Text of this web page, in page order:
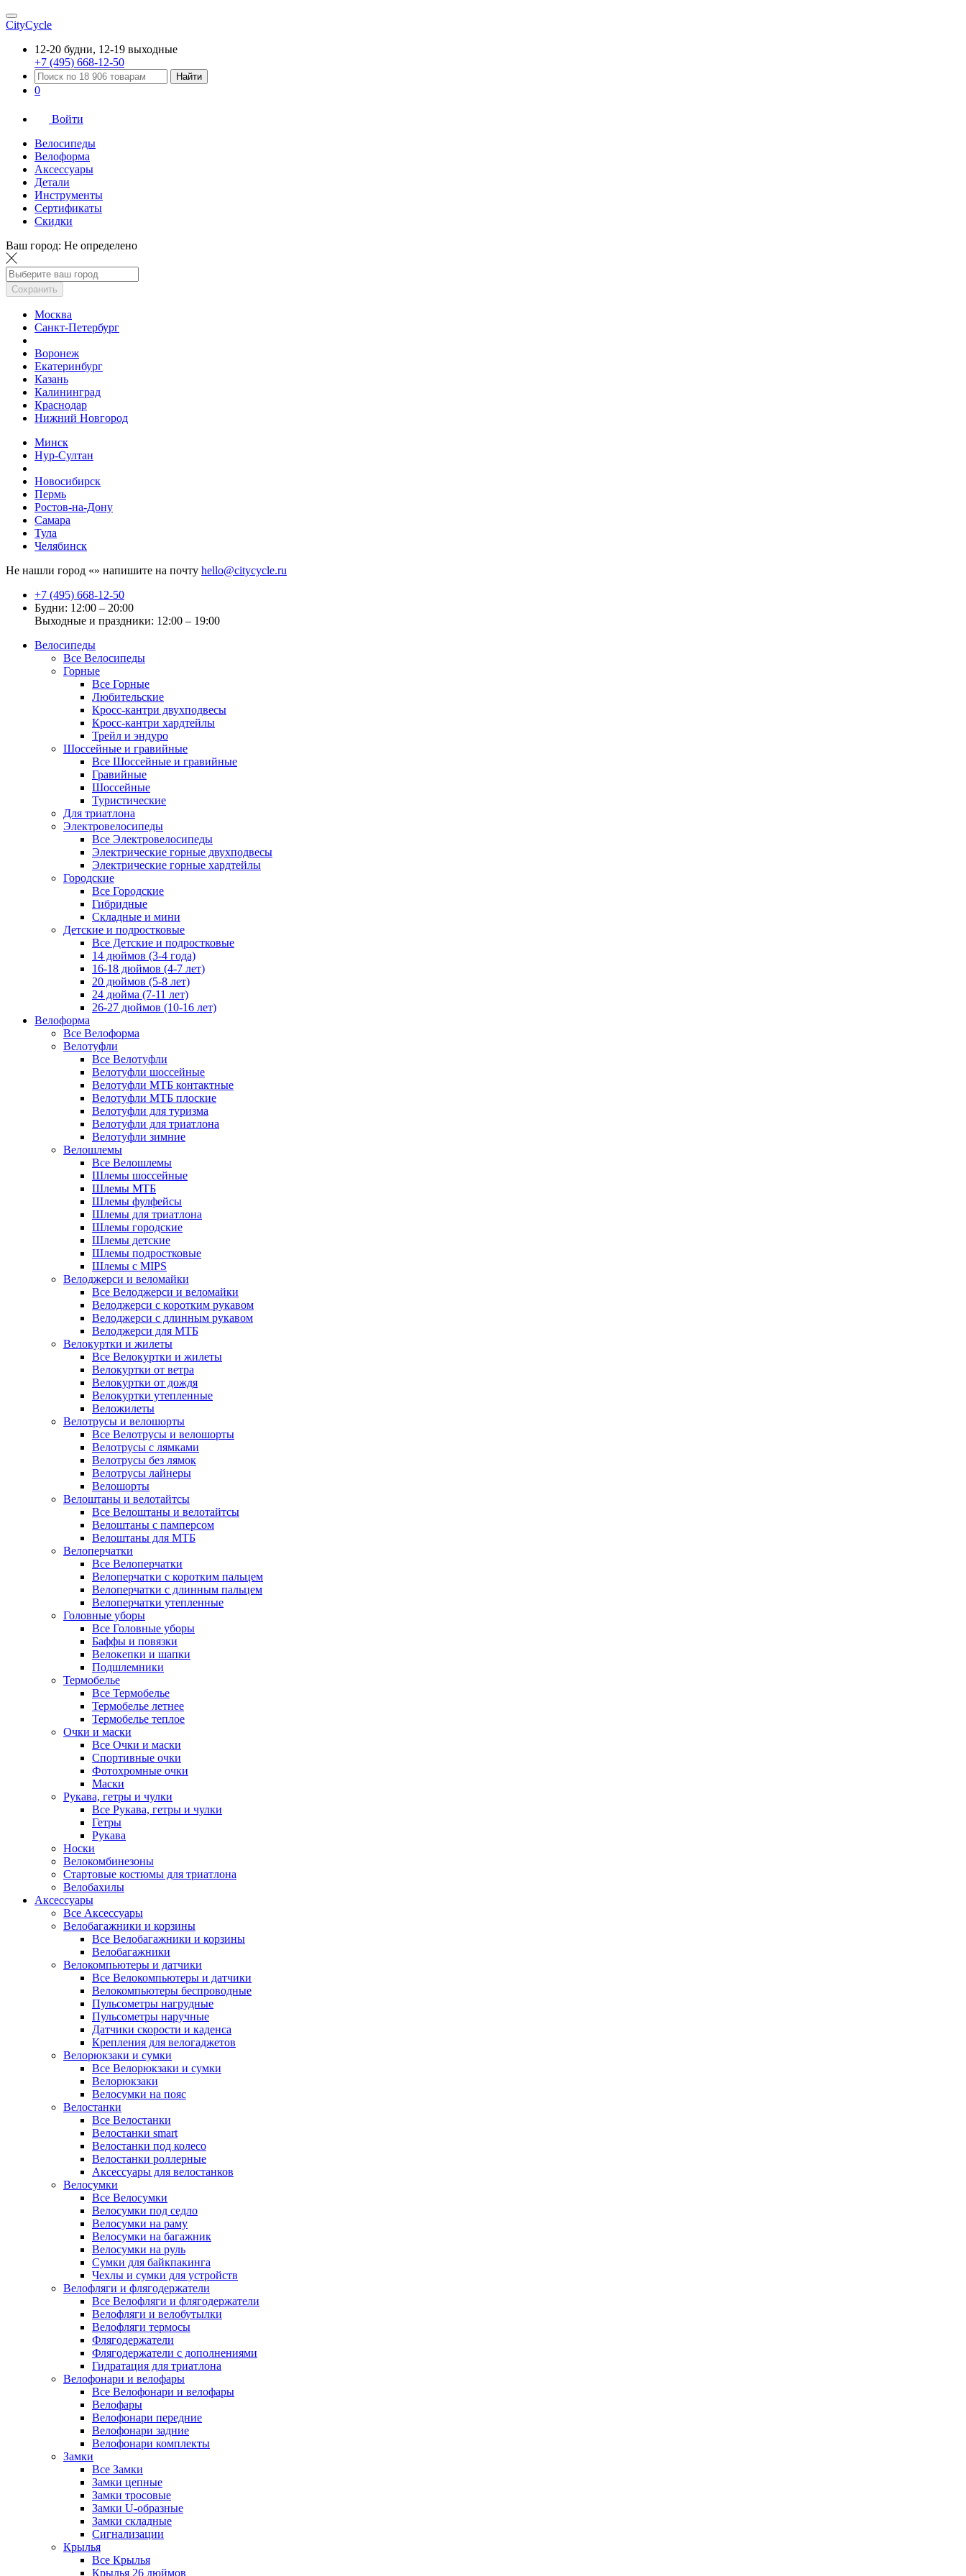
CityCycle
12-20 будни, 12-19 выходные
+7 (495) 668-12-50
Найти
0
Войти
Велосипеды
Велоформа
Аксессуары
Детали
Инструменты
Сертификаты
Скидки
Ваш город: Не определено
Сохранить
Москва
Санкт-Петербург
Воронеж
Екатеринбург
Казань
Калининград
Краснодар
Нижний Новгород
Минск
Нур-Султан
Новосибирск
Пермь
Ростов-на-Дону
Самара
Тула
Челябинск
Не нашли город «» напишите на почту hello@citycycle.ru
+7 (495) 668-12-50
Будни: 12:00 – 20:00
Выходные и праздники: 12:00 – 19:00
Велосипеды
Все Велосипеды
Горные
Все Горные
Любительские
Кросс-кантри двухподвесы
Кросс-кантри хардтейлы
Трейл и эндуро
Шоссейные и гравийные
Все Шоссейные и гравийные
Гравийные
Шоссейные
Туристические
Для триатлона
Электровелосипеды
Все Электровелосипеды
Электрические горные двухподвесы
Электрические горные хардтейлы
Городские
Все Городские
Гибридные
Складные и мини
Детские и подростковые
Все Детские и подростковые
14 дюймов (3-4 года)
16-18 дюймов (4-7 лет)
20 дюймов (5-8 лет)
24 дюйма (7-11 лет)
26-27 дюймов (10-16 лет)
Велоформа
Все Велоформа
Велотуфли
Все Велотуфли
Велотуфли шоссейные
Велотуфли МТБ контактные
Велотуфли МТБ плоские
Велотуфли для туризма
Велотуфли для триатлона
Велотуфли зимние
Велошлемы
Все Велошлемы
Шлемы шоссейные
Шлемы МТБ
Шлемы фулфейсы
Шлемы для триатлона
Шлемы городские
Шлемы детские
Шлемы подростковые
Шлемы с MIPS
Велоджерси и веломайки
Все Велоджерси и веломайки
Велоджерси с коротким рукавом
Велоджерси с длинным рукавом
Велоджерси для МТБ
Велокуртки и жилеты
Все Велокуртки и жилеты
Велокуртки от ветра
Велокуртки от дождя
Велокуртки утепленные
Веложилеты
Велотрусы и велошорты
Все Велотрусы и велошорты
Велотрусы с лямками
Велотрусы без лямок
Велотрусы лайнеры
Велошорты
Велоштаны и велотайтсы
Все Велоштаны и велотайтсы
Велоштаны с памперсом
Велоштаны для МТБ
Велоперчатки
Все Велоперчатки
Велоперчатки с коротким пальцем
Велоперчатки с длинным пальцем
Велоперчатки утепленные
Головные уборы
Все Головные уборы
Баффы и повязки
Велокепки и шапки
Подшлемники
Термобелье
Все Термобелье
Термобелье летнее
Термобелье теплое
Очки и маски
Все Очки и маски
Спортивные очки
Фотохромные очки
Маски
Рукава, гетры и чулки
Все Рукава, гетры и чулки
Гетры
Рукава
Носки
Велокомбинезоны
Стартовые костюмы для триатлона
Велобахилы
Аксессуары
Все Аксессуары
Велобагажники и корзины
Все Велобагажники и корзины
Велобагажники
Велокомпьютеры и датчики
Все Велокомпьютеры и датчики
Велокомпьютеры беспроводные
Пульсометры нагрудные
Пульсометры наручные
Датчики скорости и каденса
Крепления для велогаджетов
Велорюкзаки и сумки
Все Велорюкзаки и сумки
Велорюкзаки
Велосумки на пояс
Велостанки
Все Велостанки
Велостанки smart
Велостанки под колесо
Велостанки роллерные
Аксессуары для велостанков
Велосумки
Все Велосумки
Велосумки под седло
Велосумки на раму
Велосумки на багажник
Велосумки на руль
Сумки для байкпакинга
Чехлы и сумки для устройств
Велофляги и флягодержатели
Все Велофляги и флягодержатели
Велофляги и велобутылки
Велофляги термосы
Флягодержатели
Флягодержатели с дополнениями
Гидратация для триатлона
Велофонари и велофары
Все Велофонари и велофары
Велофары
Велофонари передние
Велофонари задние
Велофонари комплекты
Замки
Все Замки
Замки цепные
Замки тросовые
Замки U-образные
Замки складные
Сигнализации
Крылья
Все Крылья
Крылья 26 дюймов